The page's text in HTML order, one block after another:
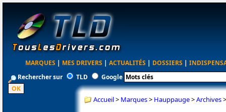
MARQUES | MES DRIVERS | ACTUALITÉS | DOSSIERS |
Rechercher sur
TLD Google
Accueil> Marques> Hauppauge>Archives